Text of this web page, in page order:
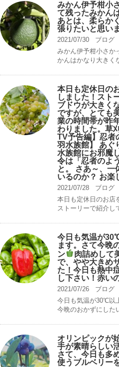
みかん伊予柑小
て残ったみかん
あとは、柔らか
張りたいと思い
2021/07/30
ブログ
みかん伊予柑小さか
かんはかなり大きく
本日も定休日の
しました！スト
ブドウが大きく
ですが、とても
業の時間帯が昨
わりました。草
TV予告編】忍者
羽水族館】 あぐ
水族館にお邪魔
令は「忍者のよ
と。 さあ～、一
いるのか？ お楽
2021/07/28
ブログ
本日も定休日のお店
ストーリーで紹介し
今日も気温が
ます。さて今晩
ン
肉詰めして
で、やや大きめ
た！今日も熱中
し下さい！赤い
2021/07/26
ブログ
今日も気温が30℃以
今晩のおかずにした
オリンピックが
手が素晴らしい
さて、今日も多
使うブルベリー